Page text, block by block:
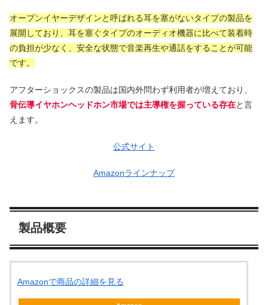
オープンイヤーデザインと呼ばれる耳を塞がないタイプの製品を
展開しており、耳を塞ぐタイプのオーディオ機器に比べて装着時
の負担が少なく、安全な状態で音楽再生や通話をすることが可能
です。
アフターショックスの製品は国内外問わず利用者が増えており、
骨伝導イヤホンヘッドホン市場では主導権を握っている存在と言
えます。
公式サイト
Amazonラインナップ
製品概要
Amazonで商品の詳細を見る